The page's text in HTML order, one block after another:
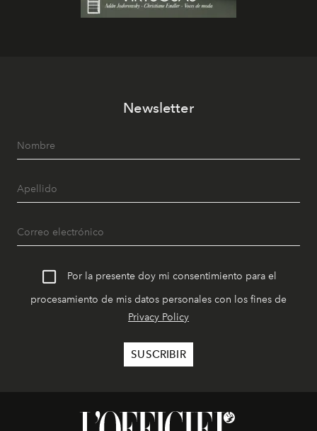
Newsletter
Por la presente doy mi consentimiento para el
procesamiento de mis datos personales con los fines de
Privacy Policy